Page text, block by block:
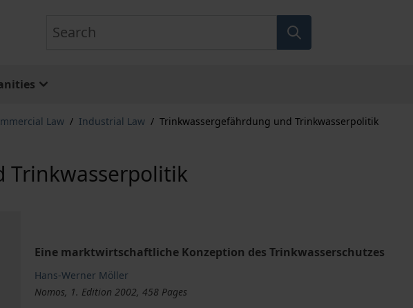
Law / Industrial Law / Trinkwassergefährdung und Trinkwasserpolitik
Trinkwasserpolitik
Eine marktwirtschaftliche Konzeption des Trinkwasserschutzes
Hans-Werner Möller
Nomos, 1. Edition 2002, 458 Pages